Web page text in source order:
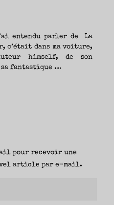
entendu parler de La
dans ma voiture,
himself, de son
sa fantastique …
pour recevoir une
article par e-mail.